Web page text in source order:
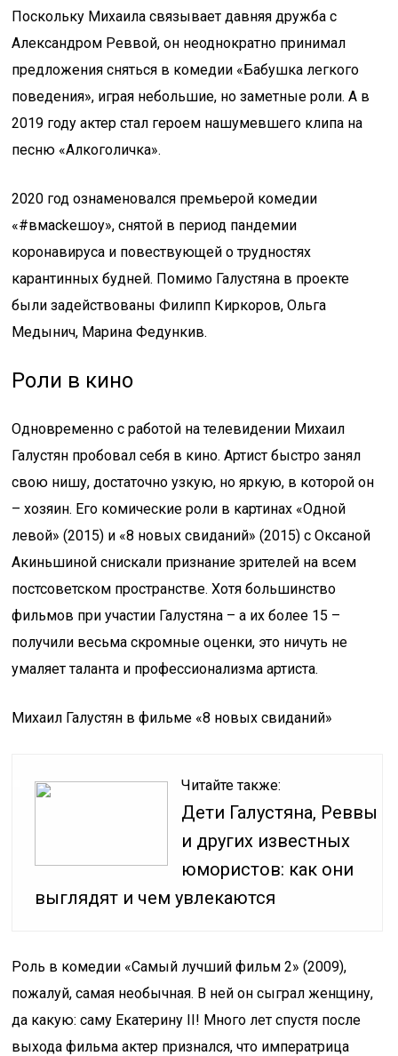
Поскольку Михаила связывает давняя дружба с
Александром Реввой, он неоднократно принимал
предложения сняться в комедии «Бабушка легкого
поведения», играя небольшие, но заметные роли. А в
2019 году актер стал героем нашумевшего клипа на
песню «Алкоголичка».
2020 год ознаменовался премьерой комедии
«#вмackeшoу», снятой в период пандемии
коронавируса и повествующей о трудностях
карантинных будней. Помимо Галустяна в проекте
были задействованы Филипп Киркоров, Ольга
Медынич, Марина Федункив.
Роли в кино
Одновременно с работой на телевидении Михаил
Галустян пробовал себя в кино. Артист быстро занял
свою нишу, достаточно узкую, но яркую, в которой он
– хозяин. Его комические роли в картинах «Одной
левой» (2015) и «8 новых свиданий» (2015) с Оксаной
Акиньшиной снискали признание зрителей на всем
постсоветском пространстве. Хотя большинство
фильмов при участии Галустяна – а их более 15 –
получили весьма скромные оценки, это ничуть не
умаляет таланта и профессионализма артиста.
Михаил Галустян в фильме «8 новых свиданий»
Читайте также:
Дети Галустяна, Реввы
и других известных
юмористов: как они
выглядят и чем увлекаются
Роль в комедии «Самый лучший фильм 2» (2009),
пожалуй, самая необычная. В ней он сыграл женщину,
да какую: саму Екатерину II! Много лет спустя после
выхода фильма актер признался, что императрица